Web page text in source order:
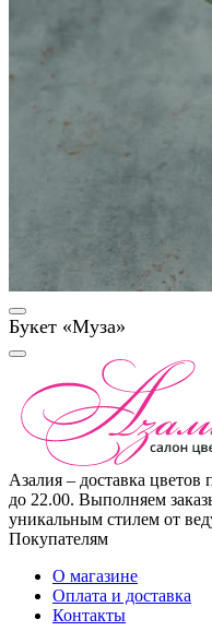
Букет «Муза»
Азалия – доставка
до 22.00. Выполняем
уникальным стилем от
Покупателям
О магазине
Оплата и доставка
Контакты